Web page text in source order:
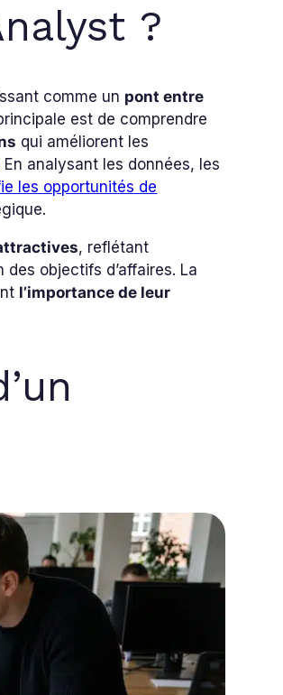
?
comme un pont entre
est de comprendre
qui améliorent les
En analysant les données, les
les opportunités de
, reflétant
objectifs d’affaires. La
l’importance de leur